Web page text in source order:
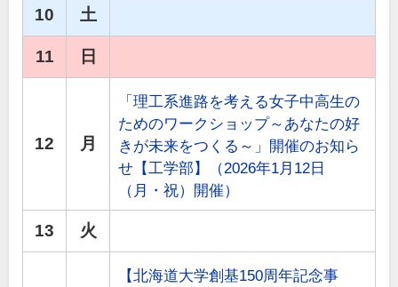
10 土
11 日
12 月
「理工系進路を考える女子中高生の
ためのワークショップ～あなたの好
きが未来をつくる～」開催のお知ら
せ【工学部】（2026年1月12日
（月・祝）開催）
13 火
【北海道大学創基150周年記念事